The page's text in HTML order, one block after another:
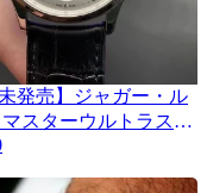
未発売】ジャガー・ル
スターウルトラスリ
スーパーコピー